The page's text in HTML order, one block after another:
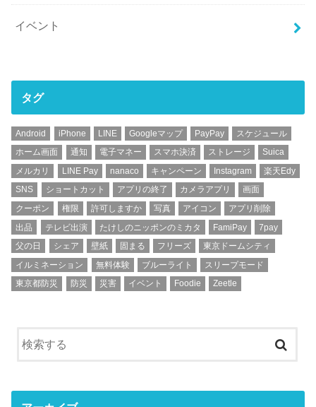
イベント
タグ
Android iPhone LINE Googleマップ PayPay
スケジュール
ホーム画面
通知 電子マネー スマホ決済 ストレージ
Suica
メルカリ
LINE Pay nanaco キャンペーン Instagram
楽天Edy
SNS
ショートカット アプリの終了 カメラアプリ
画面
クーポン
権限 許可しますか 写真 アイコン
アプリ削除
出品
テレビ出演 たけしのニッポンのミカタ FamiPay
7pay
父の日
シェア 壁紙 固まる フリーズ
東京ドームシティ
イルミネーション
無料体験 ブルーライト
スリープモード
東京都防災
防災 災害 イベント Foodie Zeetle